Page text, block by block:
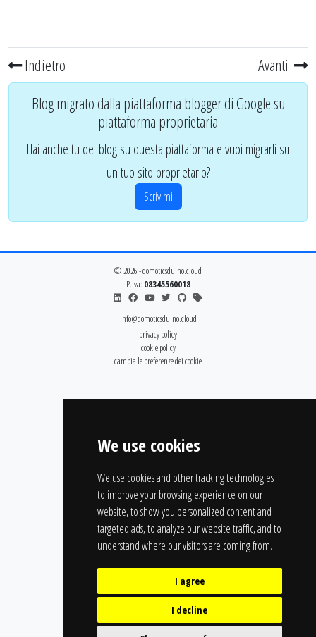
We use cookies
We use cookies and other tracking technologies
to improve your browsing experience on our
website, to show you personalized content and
targeted ads, to analyze our website traffic, and to
understand where our visitors are coming from.
I agree
I decline
Indietro Avanti
Blog migrato dalla piattaforma blogger di Google su
piattaforma proprietaria
Hai anche tu dei blog su questa piattaforma e vuoi migrarli su
un tuo sito proprietario?
Scrivimi
© 2026 - domoticsduino.cloud
P.Iva: 08345560018
info@domoticsduino.cloud
privacy policy
cookie policy
cambia le preferenze dei cookie